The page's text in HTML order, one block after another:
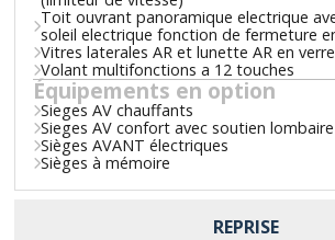
Toit ouvrant panoramique electrique
soleil electrique fonction de fermeture
Vitres laterales AR et lunette AR en
Volant multifonctions a 12 touches
Équipements en option
Sieges AV chauffants
Sieges AV confort avec soutien
Sièges AVANT électriques
Sièges à mémoire
REPRISE